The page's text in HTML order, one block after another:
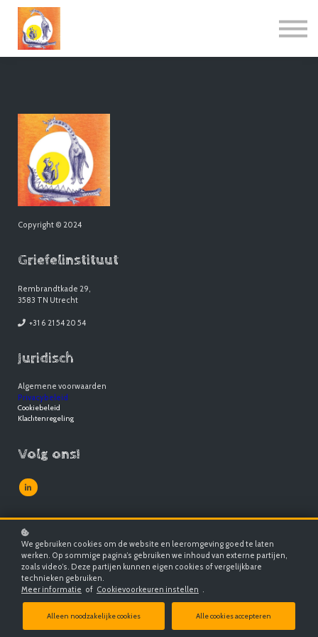
Copyright © 2024
Griefelinstituut
Rembrandtkade 29,
3583 TN Utrecht
+31 6 21 54 20 54
Juridisch
Algemene voorwaarden
Privacybeleid
Cookiebeleid
Klachtenregeling
Volg ons!
We gebruiken cookies om de website en leeromgeving goed te laten
werken. Op sommige pagina’s gebruiken we inhoud van externe partijen,
zoals video’s. Deze partijen kunnen eigen cookies of vergelijkbare
technieken gebruiken.
Meer informatie of Cookievoorkeuren instellen .
Alleen noodzakelijke cookies Alle cookies accepteren